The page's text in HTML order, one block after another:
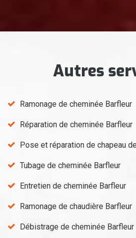
Autres
Ramonage de cheminée Barfleur
Réparation de cheminée Barfleur
Pose et réparation de chapeau
Tubage de cheminée Barfleur
Entretien de cheminée Barfleur
Ramonage de chaudière Barfleur
Débistrage de cheminée Barfleur